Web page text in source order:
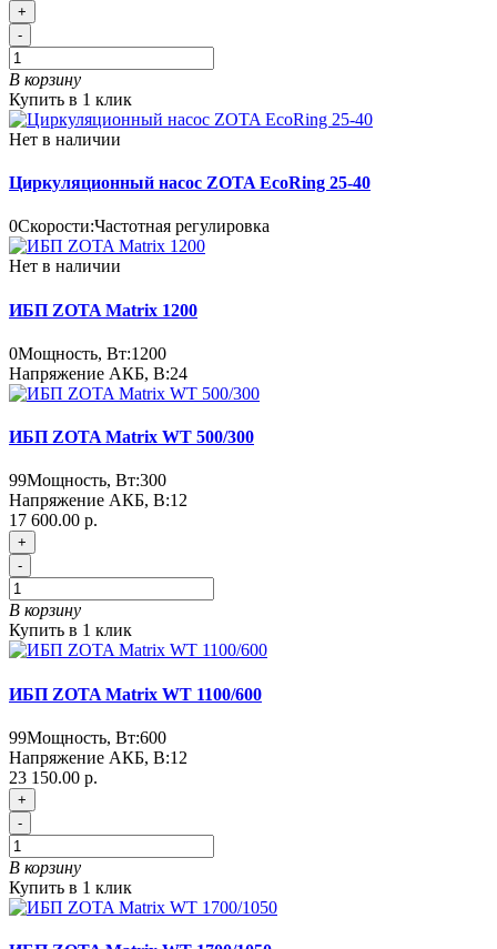
+
-
В корзину
Купить в 1 клик
Нет в наличии
Циркуляционный насос ZOTA EcoRing 25-40
0Скорости:Частотная регулировка
Нет в наличии
ИБП ZOTA Matrix 1200
0Мощность, Вт:1200
Напряжение АКБ, В:24
ИБП ZOTA Matrix WT 500/300
99Мощность, Вт:300
Напряжение АКБ, В:12
17 600.00 р.
+
-
В корзину
Купить в 1 клик
ИБП ZOTA Matrix WT 1100/600
99Мощность, Вт:600
Напряжение АКБ, В:12
23 150.00 р.
+
-
В корзину
Купить в 1 клик